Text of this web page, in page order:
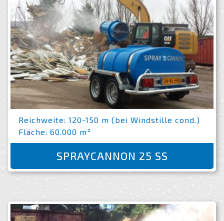
Reichweite: 120-150 m (bei Windstille cond.)
Fläche: 60.000 m²
SPRAYCANNON 25 SS